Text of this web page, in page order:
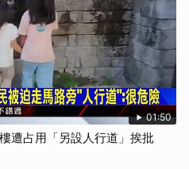
01:50
遭占用「另設人行道」挨批